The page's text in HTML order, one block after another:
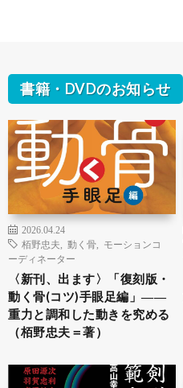
書籍・DVDのお知らせ
2026.04.24
栢野忠夫
動く骨
モーションコ
ーディネーター
〈新刊、出ます〉「復刻版・
動く骨(コツ)手眼足編」――
重力と調和した動きを究める
（栢野忠夫＝著）